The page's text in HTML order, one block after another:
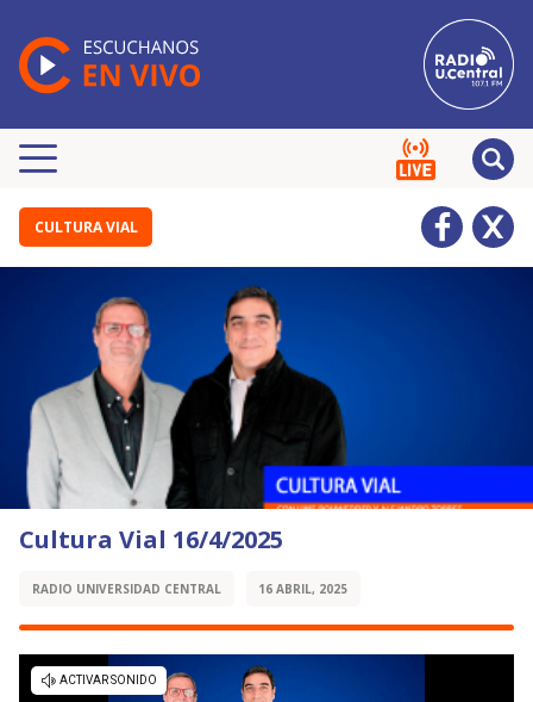
CULTURA VIAL
Cultura Vial 16/4/2025
RADIO UNIVERSIDAD CENTRAL 16 ABRIL, 2025